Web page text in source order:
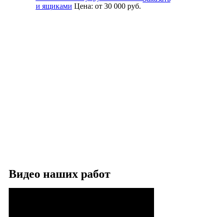
и ящиками Цена: от 30 000руб.
Видео наших работ